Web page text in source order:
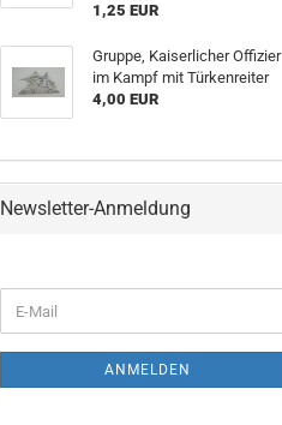
1,25 EUR
Gruppe, Kaiserlicher Offizier
im Kampf mit Türkenreiter
4,00 EUR
Newsletter-Anmeldung
E-
Mail
ANMELDEN